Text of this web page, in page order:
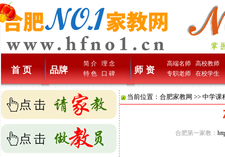
首 页 品牌
简 介
理 念
特 色
口 碑 师 资
高端名师
高校教师
专职老师
在校学生
当前位置： 合肥家教网 >> 中学课
合肥第一家教：